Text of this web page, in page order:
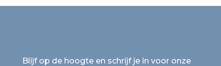
Blijf op de hoogte en schrijf je in voor onze